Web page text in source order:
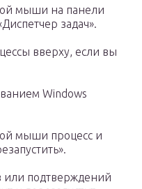
мыши на панели
задач».
вверху, если вы
Windows
мыши процесс и
или подтверждений